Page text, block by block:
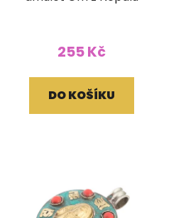
255 Kč
DO KOŠÍKU